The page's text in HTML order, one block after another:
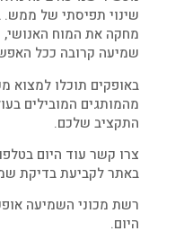
שינוי תפיסתי של
מחקה את המוח האנושי,
שמיעה קרובה ככל
באופקים תוכלו למצוא
מהמותגים המובילים
התקציב שלכם.
באתר לקביעת בדיקת
רשת מכוני השמיעה
היום.